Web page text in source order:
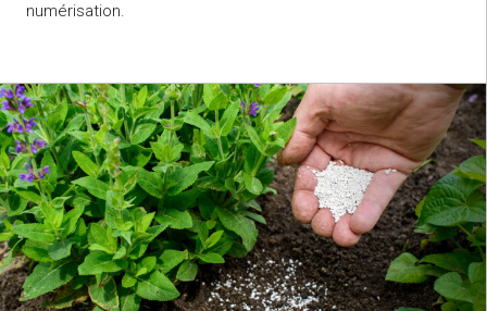
numérisation.